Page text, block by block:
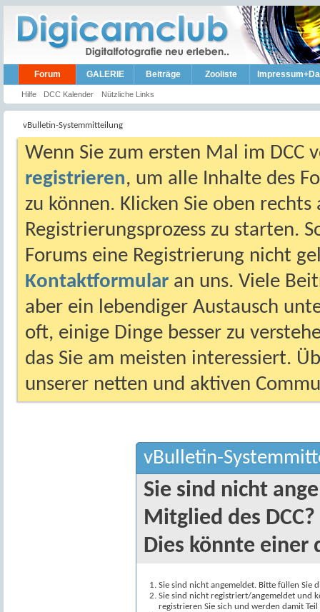
Forum
Hilfe DCC Kalender Nützliche Links
GALERIE Beiträge Zooliste
vBulletin-Systemmitteilung
Wenn Sie zum ersten Mal im DCC
registrieren, um alle Inhalte des
zu können. Klicken Sie oben
Registrierungsprozess zu starten.
Forums eine Registrierung nicht
Kontaktformular an uns. Viele
aber ein lebendiger Austausch
oft, einige Dinge besser zu
das Sie am meisten interessiert.
unserer netten und aktiven
vBulletin-
Sie sind nicht
Mitglied des DCC?
Dies könnte einer
Sie sind nicht angemeldet. Bitte füllen Sie
Sie sind nicht registriert/angemeldet und
registrieren Sie sich und werden damit